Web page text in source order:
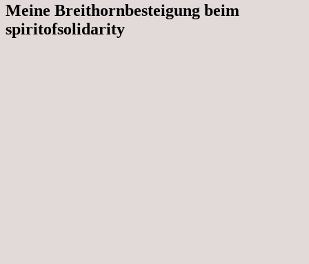
Meine Breithornbesteigung beim
spiritofsolidarity